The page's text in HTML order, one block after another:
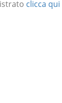
clicca qui